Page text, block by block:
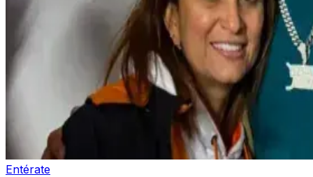
Entérate